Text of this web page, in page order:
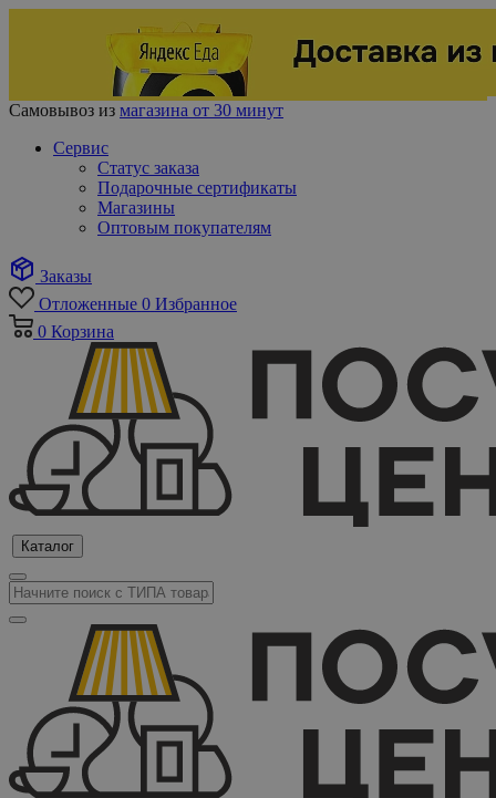
Самовывоз из магазина от 30 минут
Сервис
Статус заказа
Подарочные сертификаты
Магазины
Оптовым покупателям
Заказы
Отложенные 0 Избранное
0 Корзина
Каталог